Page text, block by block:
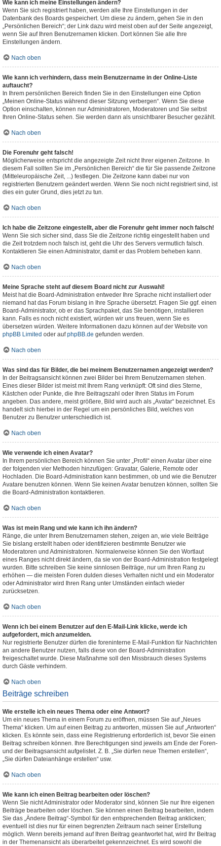
Wie kann ich meine Einstellungen ändern?
Wenn Sie sich registriert haben, werden alle Ihre Einstellungen in der
Datenbank des Boards gespeichert. Um diese zu ändern, gehen Sie in den
„Persönlichen Bereich“; der Link dazu wird meist oben auf der Seite angezeigt,
wenn Sie auf Ihren Benutzernamen klicken. Dort können Sie alle Ihre
Einstellungen ändern.
Nach oben
Wie kann ich verhindern, dass mein Benutzername in der Online-Liste
auftaucht?
In Ihrem persönlichen Bereich finden Sie in den Einstellungen eine Option
„Meinen Online-Status während dieser Sitzung verbergen“. Wenn Sie diese
Option einschalten, können nur Administratoren, Moderatoren und Sie selbst
Ihren Online-Status sehen. Sie werden dann als unsichtbarer Besucher gezählt.
Nach oben
Die Forenuhr geht falsch!
Möglicherweise entspricht die angezeigte Zeit nicht Ihrer eigenen Zeitzone. In
diesem Fall sollten Sie im „Persönlichen Bereich“ die für Sie passende Zeitzone
(Mitteleuropäische Zeit, ...) festlegen. Die Zeitzone kann dabei nur von
registrierten Benutzern geändert werden. Wenn Sie noch nicht registriert sind, ist
dies ein guter Grund, dies jetzt zu tun.
Nach oben
Ich habe die Zeitzone eingestellt, aber die Forenuhr geht immer noch falsch!
Wenn Sie sich sicher sind, dass Sie die Zeitzone richtig eingestellt haben und
die Zeit trotzdem noch falsch ist, geht die Uhr des Servers vermutlich falsch.
Kontaktieren Sie einen Administrator, damit er das Problem beheben kann.
Nach oben
Meine Sprache steht auf diesem Board nicht zur Auswahl!
Meist hat die Board-Administration entweder Ihre Sprache nicht installiert oder
niemand hat das Forum bislang in Ihre Sprache übersetzt. Fragen Sie ggf. einen
Board-Administrator, ob er das Sprachpaket, das Sie benötigen, installieren
kann. Falls es noch nicht existiert, würden wir uns freuen, wenn Sie es
übersetzen würden. Weitere Informationen dazu können auf der Website von
phpBB Limited oder aufphpBB.de gefunden werden.
Nach oben
Was sind das für Bilder, die bei meinem Benutzernamen angezeigt werden?
In der Beitragsansicht können zwei Bilder bei Ihrem Benutzernamen stehen.
Eines dieser Bilder ist meist mit Ihrem Rang verknüpft: Oft sind dies Sterne,
Kästchen oder Punkte, die Ihre Beitragszahl oder Ihren Status im Forum
angeben. Das andere, meist größere, Bild wird auch als „Avatar“ bezeichnet. Es
handelt sich hierbei in der Regel um ein persönliches Bild, welches von
Benutzer zu Benutzer unterschiedlich ist.
Nach oben
Wie verwende ich einen Avatar?
In Ihrem persönlichen Bereich können Sie unter „Profil“ einen Avatar über eine
der folgenden vier Methoden hinzufügen: Gravatar, Galerie, Remote oder
Hochladen. Die Board-Administration kann bestimmen, ob und wie die Benutzer
Avatare benutzen können. Wenn Sie keinen Avatar benutzen können, sollten Sie
die Board-Administration kontaktieren.
Nach oben
Was ist mein Rang und wie kann ich ihn ändern?
Ränge, die unter Ihrem Benutzernamen stehen, zeigen an, wie viele Beiträge
Sie bislang erstellt haben oder identifizieren bestimmte Benutzer wie
Moderatoren und Administratoren. Normalerweise können Sie den Wortlaut
eines Ranges nicht direkt ändern, da sie von der Board-Administration festgelegt
wurden. Bitte schreiben Sie keine sinnlosen Beiträge, nur um Ihren Rang zu
erhöhen — die meisten Foren dulden dieses Verhalten nicht und ein Moderator
oder Administrator wird Ihren Rang unter Umständen einfach wieder
zurücksetzen.
Nach oben
Wenn ich bei einem Benutzer auf den E-Mail-Link klicke, werde ich
aufgefordert, mich anzumelden.
Nur registrierte Benutzer dürfen die foreninterne E-Mail-Funktion für Nachrichten
an andere Benutzer nutzen, falls diese von der Board-Administration
freigeschaltet wurde. Diese Maßnahme soll den Missbrauch dieses Systems
durch Gäste verhindern.
Nach oben
Beiträge schreiben
Wie erstelle ich ein neues Thema oder eine Antwort?
Um ein neues Thema in einem Forum zu eröffnen, müssen Sie auf „Neues
Thema“ klicken. Um auf einen Beitrag zu antworten, müssen Sie auf „Antworten“
klicken. Es könnte sein, dass eine Registrierung erforderlich ist, bevor Sie einen
Beitrag schreiben können. Ihre Berechtigungen sind jeweils am Ende der Foren-
und der Beitragsansicht aufgelistet. Z. B. „Sie dürfen neue Themen erstellen“,
„Sie dürfen Dateianhänge erstellen“ usw.
Nach oben
Wie kann ich einen Beitrag bearbeiten oder löschen?
Wenn Sie nicht Administrator oder Moderator sind, können Sie nur Ihre eigenen
Beiträge bearbeiten oder löschen. Sie können einen Beitrag bearbeiten, indem
Sie das „Ändere Beitrag“-Symbol für den entsprechenden Beitrag anklicken;
eventuell ist dies nur für einen begrenzten Zeitraum nach seiner Erstellung
möglich. Wenn bereits jemand auf Ihren Beitrag geantwortet hat, wird Ihr Beitrag
in der Themenansicht als überarbeitet gekennzeichnet. Es wird sowohl die